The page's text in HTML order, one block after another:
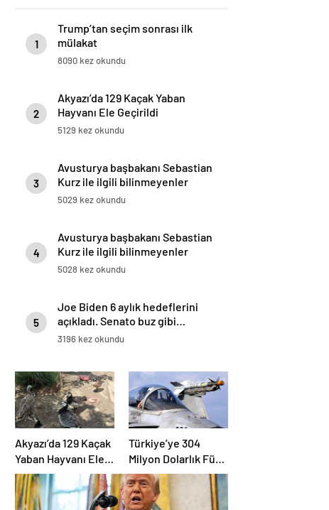
1
Trump’tan seçim sonrası ilk
mülakat
8090 kez okundu
2
Akyazı’da 129 Kaçak Yaban
Hayvanı Ele Geçirildi
5129 kez okundu
3
Avusturya başbakanı Sebastian
Kurz ile ilgili bilinmeyenler
5029 kez okundu
4
Avusturya başbakanı Sebastian
Kurz ile ilgili bilinmeyenler
5028 kez okundu
5
Joe Biden 6 aylık hedeflerini
açıkladı. Senato buz gibi…
3196 kez okundu
Akyazı’da 129 Kaçak
Yaban Hayvanı Ele
Geçirildi
Türkiye’ye 304
Milyon Dolarlık Füze
Satışı Onayı